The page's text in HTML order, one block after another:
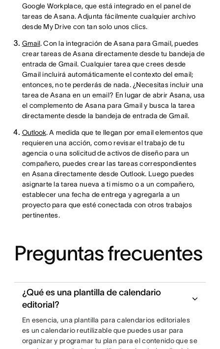
Google Workplace, que está integrado en el panel de
tareas de Asana. Adjunta fácilmente cualquier archivo
desde My Drive con tan solo unos clics.
Gmail. Con la integración de Asana para Gmail, puedes
crear tareas de Asana directamente desde tu bandeja de
entrada de Gmail. Cualquier tarea que crees desde
Gmail incluirá automáticamente el contexto del email;
entonces, no te perderás de nada. ¿Necesitas incluir una
tarea de Asana en un email? En lugar de abrir Asana, usa
el complemento de Asana para Gmail y busca la tarea
directamente desde la bandeja de entrada de Gmail.
Outlook. A medida que te llegan por email elementos que
requieren una acción, como revisar el trabajo de tu
agencia o una solicitud de activos de diseño para un
compañero, puedes crear las tareas correspondientes
en Asana directamente desde Outlook. Luego puedes
asignarte la tarea nueva a ti mismo o a un compañero,
establecer una fecha de entrega y agregarla a un
proyecto para que esté conectada con otros trabajos
pertinentes.
Preguntas frecuentes
¿Qué es una plantilla de calendario
editorial?
En esencia, una plantilla para calendarios editoriales
es un calendario reutilizable que puedes usar para
organizar y programar tu plan para el contenido que se